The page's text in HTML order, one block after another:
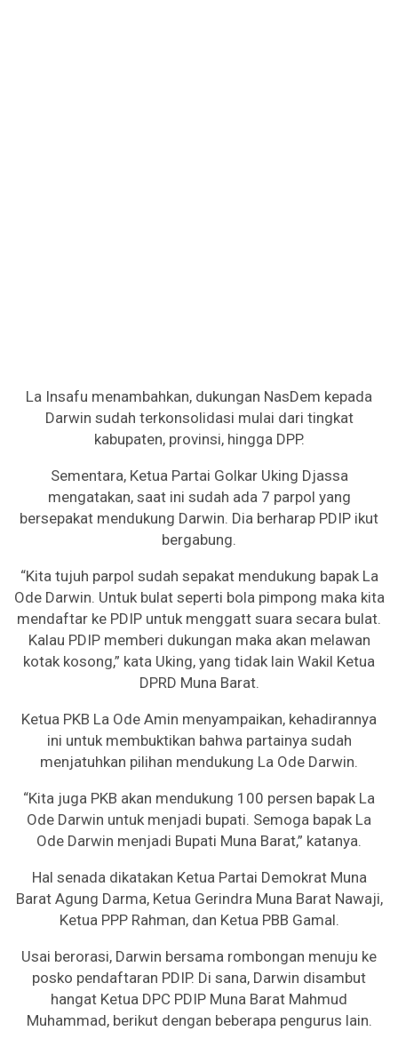
La Insafu menambahkan, dukungan NasDem kepada
Darwin sudah terkonsolidasi mulai dari tingkat
kabupaten, provinsi, hingga DPP.
Sementara, Ketua Partai Golkar Uking Djassa
mengatakan, saat ini sudah ada 7 parpol yang
bersepakat mendukung Darwin. Dia berharap PDIP ikut
bergabung.
“Kita tujuh parpol sudah sepakat mendukung bapak La
Ode Darwin. Untuk bulat seperti bola pimpong maka kita
mendaftar ke PDIP untuk menggatt suara secara bulat.
Kalau PDIP memberi dukungan maka akan melawan
kotak kosong,” kata Uking, yang tidak lain Wakil Ketua
DPRD Muna Barat.
Ketua PKB La Ode Amin menyampaikan, kehadirannya
ini untuk membuktikan bahwa partainya sudah
menjatuhkan pilihan mendukung La Ode Darwin.
“Kita juga PKB akan mendukung 100 persen bapak La
Ode Darwin untuk menjadi bupati. Semoga bapak La
Ode Darwin menjadi Bupati Muna Barat,” katanya.
Hal senada dikatakan Ketua Partai Demokrat Muna
Barat Agung Darma, Ketua Gerindra Muna Barat Nawaji,
Ketua PPP Rahman, dan Ketua PBB Gamal.
Usai berorasi, Darwin bersama rombongan menuju ke
posko pendaftaran PDIP. Di sana, Darwin disambut
hangat Ketua DPC PDIP Muna Barat Mahmud
Muhammad, berikut dengan beberapa pengurus lain.